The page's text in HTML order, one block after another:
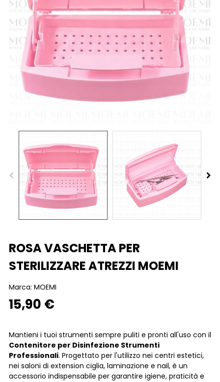
ROSA VASCHETTA PER
STERILIZZARE ATREZZI MOEMI
Marca: MOEMI
15,90 €
Mantieni i tuoi strumenti sempre puliti e pronti all'uso con il
Contenitore per Disinfezione Strumenti
Professionali. Progettato per l'utilizzo nei centri estetici,
nei saloni di extension ciglia, laminazione e nail, è un
accessorio indispensabile per garantire igiene, praticità e